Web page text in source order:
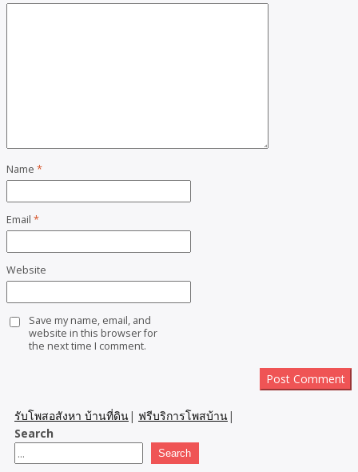
Name *
Email *
Website
Save my name, email, and
website in this browser for
the next time I comment.
รับโพสอสังหา บ้านที่ดิน| ฟรีบริการโพสบ้าน|
Search
Search